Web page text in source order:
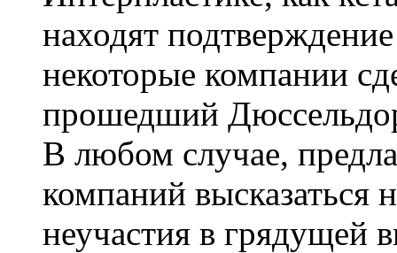
находят
некоторые компании
прошедший
В любом случае,
компаний высказаться
неучастия в грядущей